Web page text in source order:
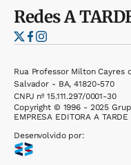
RedesA
Rua Professor Milton Cayres
Salvador - BA, 41820-570
CNPJ nº 15.111.297/0001-30
Copyright © 1996 - 2025
EMPRESA EDITORA A TARDE
Desenvolvido por: